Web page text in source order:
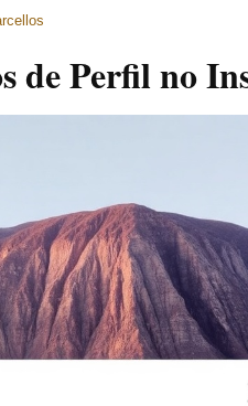
de Perfil no